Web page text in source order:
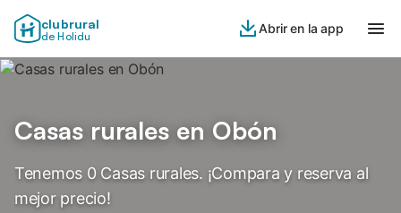
clubrural
de Holidu
Abrir en la app
Casas rurales en Obón
Tenemos 0 Casas rurales. ¡Compara y reserva al
mejor precio!